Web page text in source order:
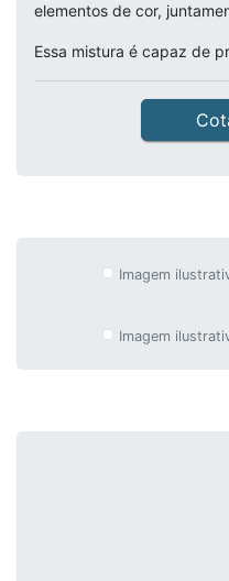
elementos de cor,
Essa mistura é capaz de
Imagem
Imagem